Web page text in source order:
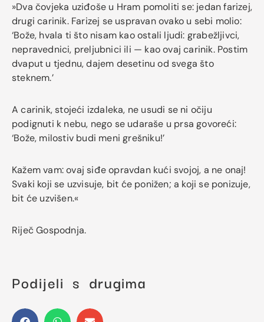
»Dva čovjeka uziđoše u Hram pomoliti se: jedan farizej,
drugi carinik. Farizej se uspravan ovako u sebi molio:
‘Bože, hvala ti što nisam kao ostali ljudi: grabežljivci,
nepravednici, preljubnici ili — kao ovaj carinik. Postim
dvaput u tjednu, dajem desetinu od svega što
steknem.’
A carinik, stojeći izdaleka, ne usudi se ni očiju
podignuti k nebu, nego se udaraše u prsa govoreći:
‘Bože, milostiv budi meni grešniku!’
Kažem vam: ovaj siđe opravdan kući svojoj, a ne onaj!
Svaki koji se uzvisuje, bit će ponižen; a koji se ponizuje,
bit će uzvišen.«
Riječ Gospodnja.
Podijeli s drugima